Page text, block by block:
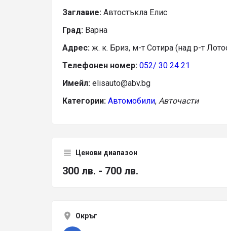
Заглавие: Автостъкла Елис
Град: Варна
Адрес: ж. к. Бриз, м-т Сотира (над р-т
Телефонен номер: 052/ 30 24 21
Имейл: elisauto@abv.bg
Категории: Автомобили, Авточасти
Ценови диапазон
300 лв. - 700 лв.
Окръг